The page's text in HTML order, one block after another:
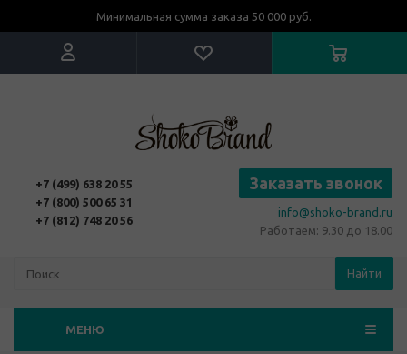
Минимальная сумма заказа 50 000 руб.
+7 (499) 638 20 55
+7 (800) 500 65 31
+7 (812) 748 20 56
Заказать звонок
info@shoko-brand.ru
Работаем: 9.30 до 18.00
Найти
МЕНЮ